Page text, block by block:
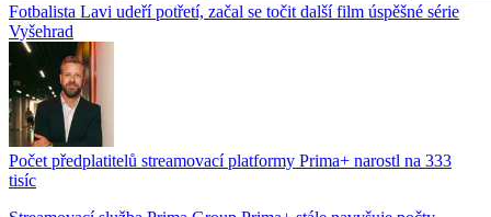
Fotbalista Lavi udeří potřetí, začal se točit další film úspěšné série
Vyšehrad
Počet předplatitelů streamovací platformy Prima+ narostl na 333
tisíc